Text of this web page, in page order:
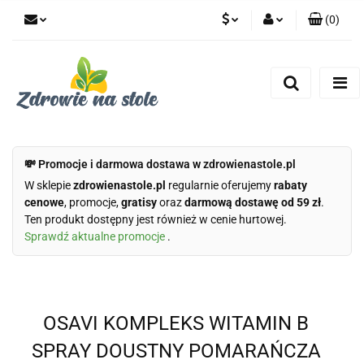
(0)
💸 Promocje i darmowa dostawa w zdrowienastole.pl
W sklepiezdrowienastole.pl regularnie oferujemyrabaty
cenowe, promocje,gratisyorazdarmową dostawę od 59 zł.
Ten produkt dostępny jest również w cenie hurtowej.
Sprawdź aktualne promocje .
OSAVI KOMPLEKS WITAMIN B
SPRAY DOUSTNY POMARAŃCZA